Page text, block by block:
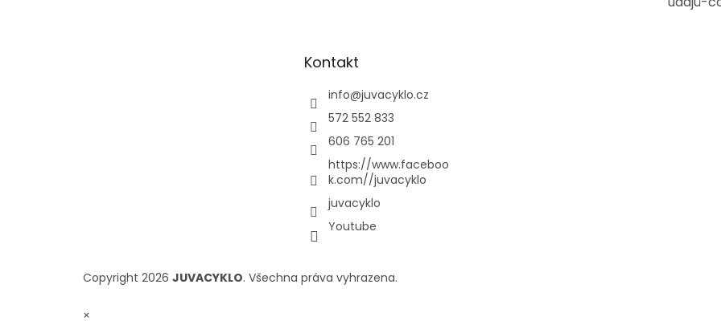
Kontakt
info@juvacyklo.cz
572 552 833
606 765 201
https://www.faceboo
k.com//juvacyklo
juvacyklo
Youtube
Copyright 2026 JUVACYKLO. Všechna práva vyhrazena.
×